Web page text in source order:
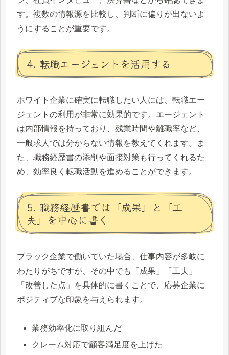
す。複数の情報源を比較し、判断に偏りが出ないよ
うにすることが重要です。
4. 転職エージェントを活用する
ホワイト企業に確実に転職したい人には、転職エー
ジェントの利用が非常に効果的です。エージェント
は内部情報を持っており、残業時間や離職率など、
一般求人では分からない情報を教えてくれます。ま
た、職務経歴書の添削や面接対策も行ってくれるた
め、効率良く転職活動を進めることができます。
5. 職務経歴書では「成果」と「工
夫」を中心に書く
ブラック企業で働いていた場合、仕事内容が多岐に
わたりがちですが、その中でも「成果」「工夫」
「改善した点」を具体的に書くことで、応募企業に
ポジティブな印象を与えられます。
業務効率化に取り組んだ
クレーム対応で顧客満足度を上げた